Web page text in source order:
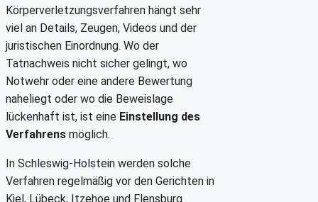
Körperverletzungsverfahren hängt sehr
viel an Details, Zeugen, Videos und der
juristischen Einordnung. Wo der
Tatnachweis nicht sicher gelingt, wo
Notwehr oder eine andere Bewertung
naheliegt oder wo die Beweislage
lückenhaft ist, ist eine Einstellung des
Verfahrens möglich.
In Schleswig-Holstein werden solche
Verfahren regelmäßig vor den Gerichten in
Kiel, Lübeck, Itzehoe und Flensburg